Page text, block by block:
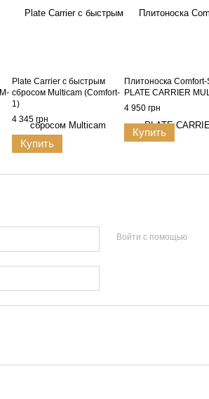
Plate Carrier с быстрым
сбросом Multicam (Comfort-
1)
4 345 грн
Купить
Плитоноска Comfort-
PLATE CARRIER
4 950 грн
Купить
Войти с помощью